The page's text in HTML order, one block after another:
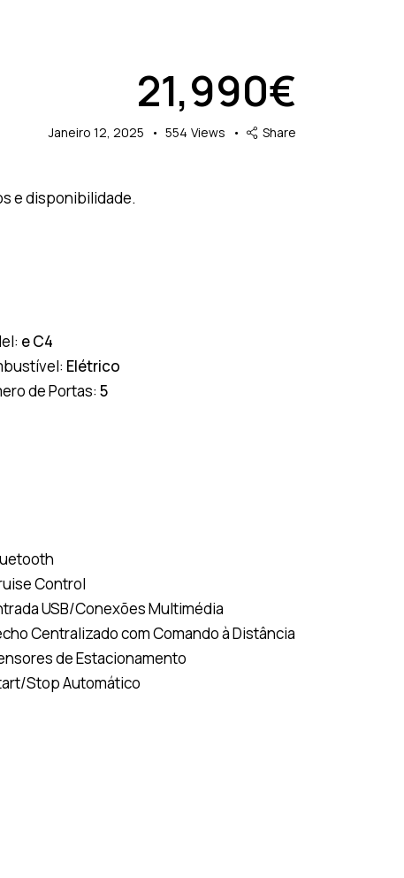
21,990€
Janeiro 12, 2025 554 Views Share
e disponibilidade.
e C4
Elétrico
de Portas: 5
Control
USB/Conexões Multimédia
Centralizado com Comando à Distância
de Estacionamento
Stop Automático